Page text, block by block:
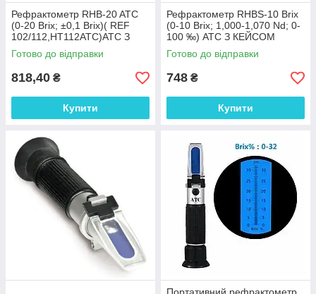
Рефрактометр RHB-20 ATC
(0-20 Brix; ±0,1 Brix)( REF
102/112,HT112ATC)АТС З
КЕЙСОМ
Готово до відправки
818,40 ₴
Купити
Рефрактометр RHBS-10 Brix
(0-10 Brix; 1,000-1,070 Nd; 0-
100 ‰) АТС З КЕЙСОМ
Готово до відправки
748 ₴
Купити